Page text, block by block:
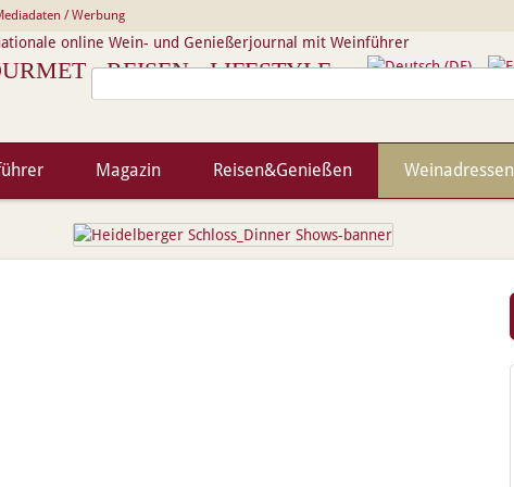
/ Werbung
online Wein- und Genießerjournal mit Weinführer
· REISEN · LIFESTYLE
Magazin Reisen&Genießen Weinadressen